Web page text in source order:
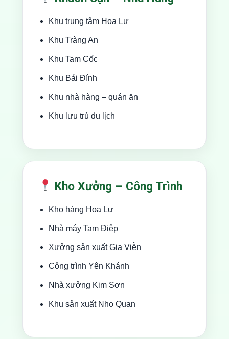
Khu trung tâm Hoa Lư
Khu Tràng An
Khu Tam Cốc
Khu Bái Đính
Khu nhà hàng – quán ăn
Khu lưu trú du lịch
Kho Xưởng – Công Trình
Kho hàng Hoa Lư
Nhà máy Tam Điệp
Xưởng sản xuất Gia Viễn
Công trình Yên Khánh
Nhà xưởng Kim Sơn
Khu sản xuất Nho Quan